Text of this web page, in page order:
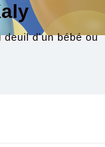
d'un bébé ou